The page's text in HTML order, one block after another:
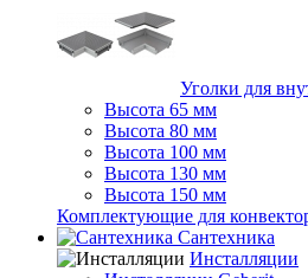
Уголки для
Высота 65 мм
Высота 80 мм
Высота 100 мм
Высота 130 мм
Высота 150 мм
Комплектующие для
Сантехника
Инсталляции